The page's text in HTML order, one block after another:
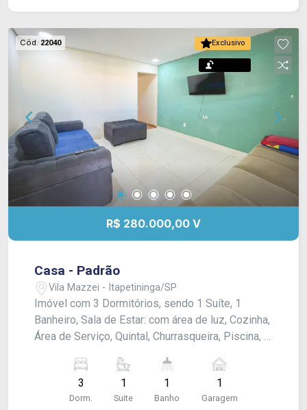
Exclusivo
Cód. 22040
R$ 280.000,00 V
Casa - Padrão
Vila Mazzei - Itapetininga/SP
Imóvel com 3 Dormitórios, sendo 1 Suíte, 1
Banheiro, Sala de Estar: com área de luz, Cozinha,
Área de Serviço, Quintal, Churrasqueira, Piscina, 1
3
Dorm.
1
Suite
1
Banho
1
Garagem